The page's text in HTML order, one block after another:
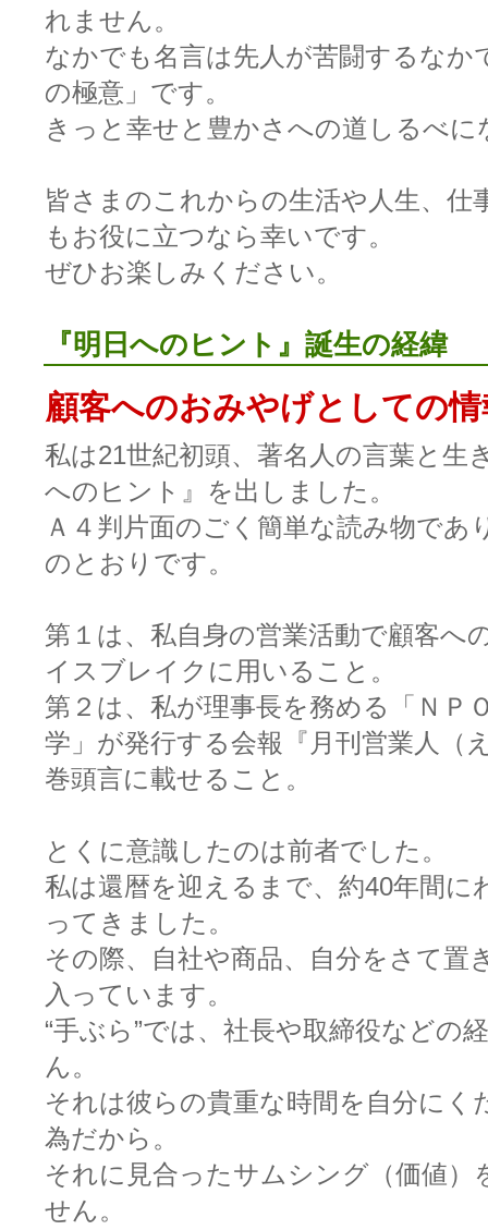
れません。
なかでも名言は先人が苦闘するなか
の極意」です。
きっと幸せと豊かさへの道しるべ
皆さまのこれからの生活や人生、仕
もお役に立つなら幸いです。
ぜひお楽しみください。
『明日へのヒント』誕生の経緯
顧客へのおみやげとしての
私は21世紀初頭、著名人の言葉と生
へのヒント』を出しました。
Ａ４判片面のごく簡単な読み物であ
のとおりです。
第１は、私自身の営業活動で顧客へ
イスブレイクに用いること。
第２は、私が理事長を務める「Ｎ
学」が発行する会報『月刊営業人（
巻頭言に載せること。
とくに意識したのは前者でした。
私は還暦を迎えるまで、約40年間に
ってきました。
その際、自社や商品、自分をさて置
入っています。
“手ぶら”では、社長や取締役などの
ん。
それは彼らの貴重な時間を自分にく
為だから。
それに見合ったサムシング（価値
せん。